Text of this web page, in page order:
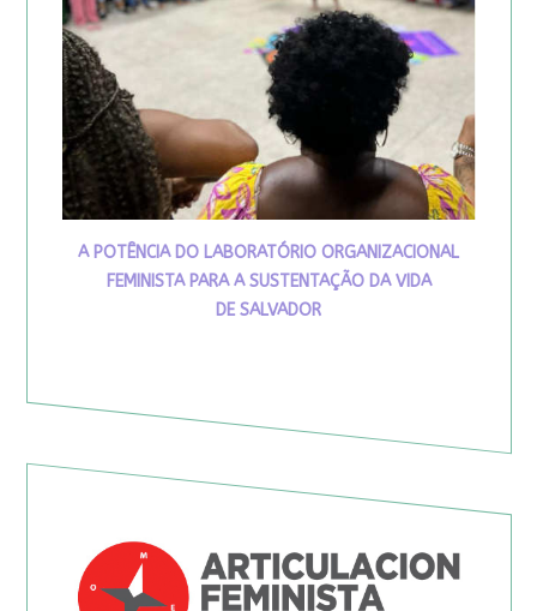
A POTÊNCIA DO LABORATÓRIO ORGANIZACIONAL
FEMINISTA PARA A SUSTENTAÇÃO DA VIDA
DE SALVADOR